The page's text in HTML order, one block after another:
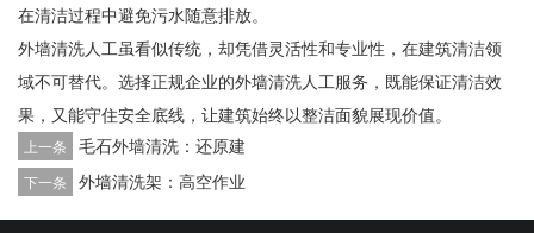
在清洁过程中避免污水随意排放。
外墙清洗人工虽看似传统，却凭借灵活性和专业性，在建筑清洁领
域不可替代。选择正规企业的外墙清洗人工服务，既能保证清洁效
果，又能守住安全底线，让建筑始终以整洁面貌展现价值。
上一条 毛石外墙清洗：还原建
下一条 外墙清洗架：高空作业